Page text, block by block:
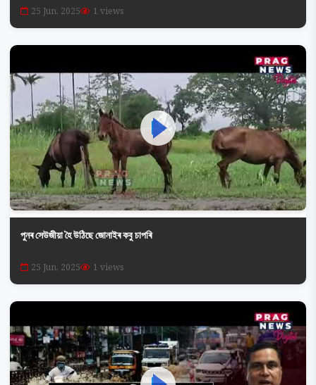
25 Jun, 2025 1 views
পুনৰ সেউজীয়া হৈ উঠিছে জোনাইৰ কবু চাপৰি
25 Jun, 2025 1 views